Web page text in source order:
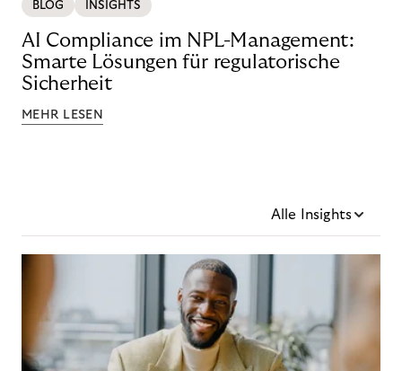
BLOG INSIGHTS
AI Compliance im NPL-Management:
Smarte Lösungen für regulatorische
Sicherheit
MEHR LESEN
Alle Insights